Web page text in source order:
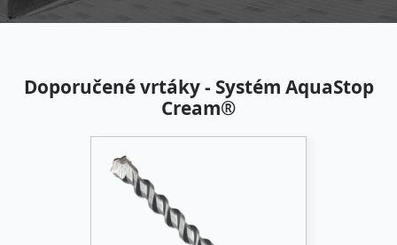
Doporučené vrtáky - Systém AquaStop
Cream®